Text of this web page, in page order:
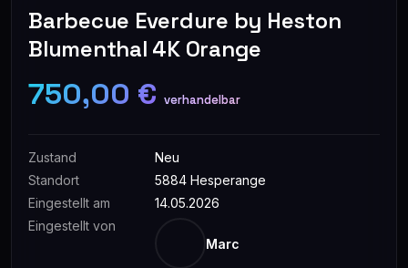
Barbecue Everdure by Heston
Blumenthal 4K Orange
750,00 € verhandelbar
Zustand
Neu
Standort
5884 Hesperange
Eingestellt am
14.05.2026
Eingestellt von
Marc